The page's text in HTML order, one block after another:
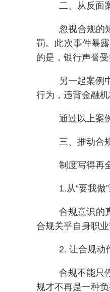
二、从反面
忽视合规的
罚。此次事件暴
的是，银行声誉
另一起案例
行为，违背金融
通过以上案
三、推动合
制度写得再
1.从“要我做
合规意识的
合规关乎自身职
2. 让合规动
合规不能只
规才不再是一种